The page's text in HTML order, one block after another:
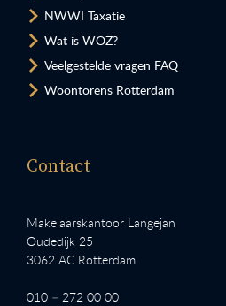
NWWI Taxatie
Wat is WOZ?
Veelgestelde vragen FAQ
Woontorens Rotterdam
Contact
Makelaarskantoor Langejan
Oudedijk 25
3062 AC Rotterdam
010 – 272 00 00